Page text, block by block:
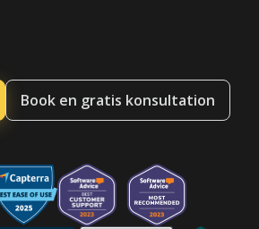
Book en gratis konsultation